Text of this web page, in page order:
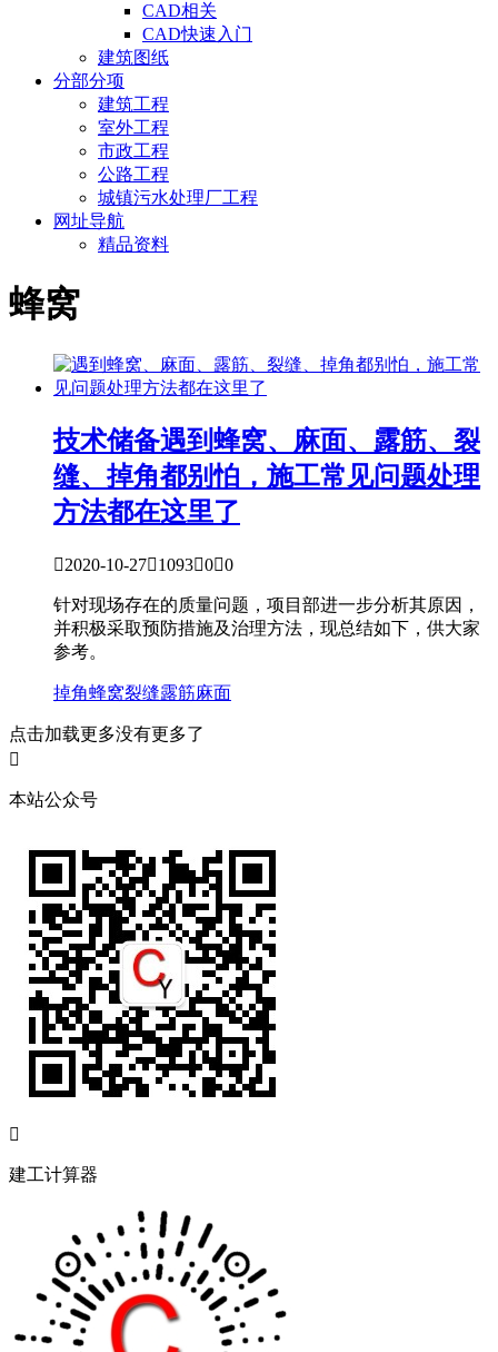
CAD相关
CAD快速入门
建筑图纸
分部分项
建筑工程
室外工程
市政工程
公路工程
城镇污水处理厂工程
网址导航
精品资料
蜂窝
技术储备遇到蜂窝、麻面、露筋、裂
缝、掉角都别怕，施工常见问题处理
方法都在这里了
2020-10-27109300
针对现场存在的质量问题，项目部进一步分析其原因，
并积极采取预防措施及治理方法，现总结如下，供大家
参考。
掉角蜂窝裂缝露筋麻面
点击加载更多没有更多了

本站公众号

建工计算器